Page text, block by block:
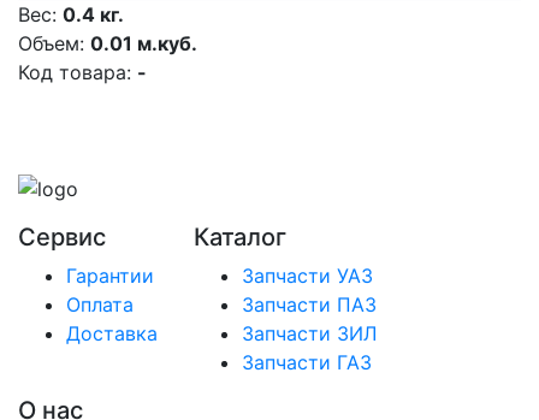
Вес: 0.4 кг.
Объем: 0.01 м.куб.
Код товара: -
Сервис
Гарантии
Оплата
Доставка
Каталог
Запчасти УАЗ
Запчасти ПАЗ
Запчасти ЗИЛ
Запчасти ГАЗ
О нас